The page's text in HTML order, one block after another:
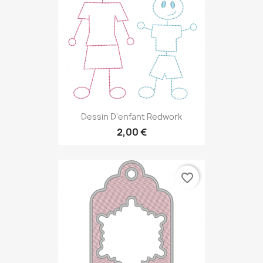
Dessin D'enfant Redwork
2,00 €
favorite_border